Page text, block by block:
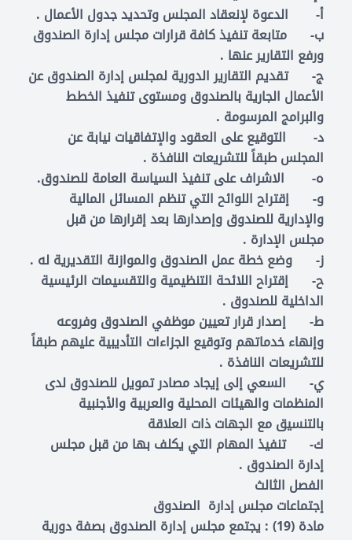
‌أ- الدعوة لإنعقاد المجلس وتحديد جدول الأعمال .
‌ب- متابعة تنفيذ كافة قرارات مجلس إدارة الصندوق
ورفع التقارير عنها .
‌ج- تقديم التقارير الدورية لمجلس إدارة الصندوق عن
الأعمال الجارية بالصندوق ومستوى تنفيذ الخطط
والبرامج المرسومة .
‌د- التوقيع على العقود والإتفاقيات نيابة عن
المجلس طبقاً للتشريعات النافذة .
‌ه- الاشراف على تنفيذ السياسة العامة للصندوق.
‌و- إقتراح اللوائح التي تنظم المسائل المالية
والإدارية للصندوق وإصدارها بعد إقرارها من قبل
مجلس الإدارة .
‌ز- وضع خطة عمل الصندوق والموازنة التقديرية له .
‌ح- إقتراح اللائحة التنظيمية والتقسيمات الرئيسية
الداخلية للصندوق .
‌ط- إصدار قرار تعيين موظفي الصندوق وفروعه
وإنهاء خدماتهم وتوقيع الجزاءات التأديبية عليهم طبقاً
للتشريعات النافذة .
‌ي- السعي إلى إيجاد مصادر تمويل للصندوق لدى
المنظمات والهيئات المحلية والعربية والأجنبية
بالتنسيق مع الجهات ذات العلاقة
‌ك- تنفيذ المهام التي يكلف بها من قبل مجلس
إدارة الصندوق .
الفصل الثالث
إجتماعات مجلس إدارة الصندوق
مادة (19) : يجتمع مجلس إدارة الصندوق بصفة دورية